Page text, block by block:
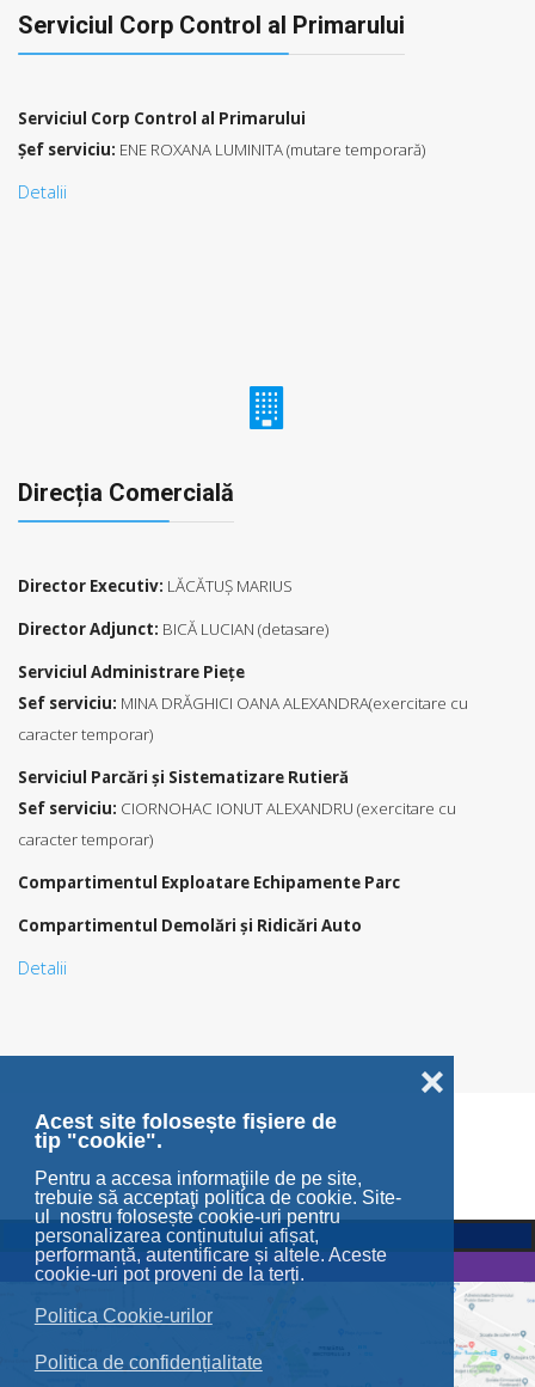
Acest site folosește fișiere de
tip "cookie".
Pentru a accesa informaţiile de pe site,
trebuie să acceptaţi politica de cookie. Site-
ul nostru folosește cookie-uri pentru
personalizarea conținutului afișat,
performanță, autentificare și altele. Aceste
cookie-uri pot proveni de la terți.
Politica Cookie-urilor
Politica de confidențialitate
❌
Serviciul Corp Control al Primarului
Serviciul Corp Control al Primarului
Şef serviciu: ENE ROXANA LUMINITA (mutare temporară)
Detalii
Direcția Comercială
Director Executiv: LĂCĂTUŞ MARIUS
Director Adjunct: BICĂ LUCIAN (detasare)
Serviciul Administrare Piețe
Sef serviciu: MINA DRĂGHICI OANA ALEXANDRA(exercitare cu
caracter temporar)
Serviciul Parcări şi Sistematizare Rutieră
Sef serviciu: CIORNOHAC IONUT ALEXANDRU (exercitare cu
caracter temporar)
Compartimentul Exploatare Echipamente Parc
Compartimentul Demolări şi Ridicări Auto
Detalii